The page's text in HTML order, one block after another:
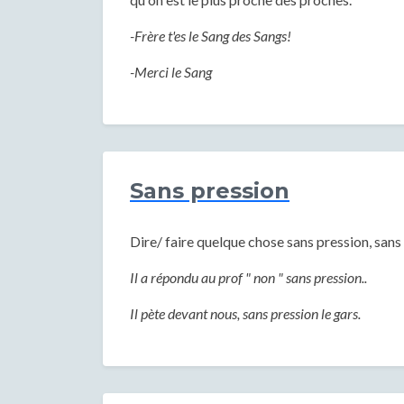
-Frère t'es le Sang des Sangs!
-Merci le Sang
Sans pression
Dire/ faire quelque chose sans pression, sans
Il a répondu au prof " non " sans pression..
Il pète devant nous, sans pression le gars.